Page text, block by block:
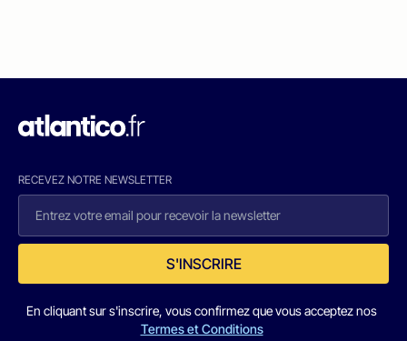
RECEVEZ NOTRE NEWSLETTER
S'INSCRIRE
En cliquant sur s'inscrire, vous confirmez que vous acceptez nos
Termes et Conditions